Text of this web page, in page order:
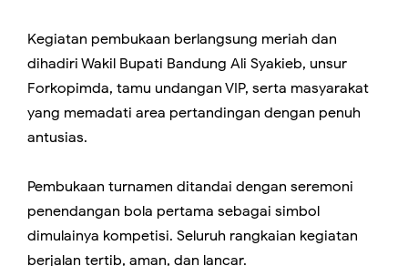
Kegiatan pembukaan berlangsung meriah dan
dihadiri Wakil Bupati Bandung Ali Syakieb, unsur
Forkopimda, tamu undangan VIP, serta masyarakat
yang memadati area pertandingan dengan penuh
antusias.
Pembukaan turnamen ditandai dengan seremoni
penendangan bola pertama sebagai simbol
dimulainya kompetisi. Seluruh rangkaian kegiatan
berjalan tertib, aman, dan lancar.